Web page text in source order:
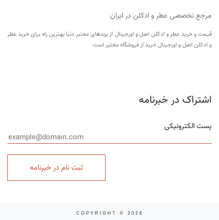
مرجع تخصصی عطر و ادکلن در ایران
قیمت و خرید عطر و ادکلن اصل و اورجینال از برندهای معتبر دنیا بهترین راه برای خرید عطر
و ادکلن اصل و اورجینال خرید از فروشگاه معتبر است
اشتراک در خبرنامه
پست الکترونیکی
ثبت نام در خبرنامه
COPYRIGHT © 2026